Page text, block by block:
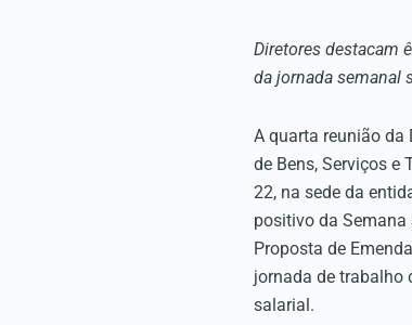
Diretores destacam
da jornada semanal
A quarta reunião da
de Bens, Serviços e
22, na sede da
positivo da
Proposta de
jornada de trabalho
salarial.